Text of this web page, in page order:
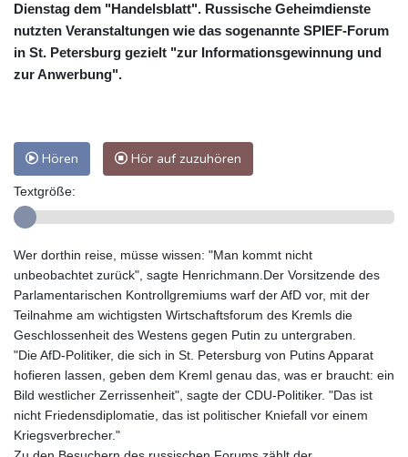
Dienstag dem "Handelsblatt". Russische Geheimdienste
nutzten Veranstaltungen wie das sogenannte SPIEF-Forum
in St. Petersburg gezielt "zur Informationsgewinnung und
zur Anwerbung".
Hören Hör auf zuzuhören
Textgröße:
Wer dorthin reise, müsse wissen: "Man kommt nicht
unbeobachtet zurück", sagte Henrichmann.Der Vorsitzende des
Parlamentarischen Kontrollgremiums warf der AfD vor, mit der
Teilnahme am wichtigsten Wirtschaftsforum des Kremls die
Geschlossenheit des Westens gegen Putin zu untergraben.
"Die AfD-Politiker, die sich in St. Petersburg von Putins Apparat
hofieren lassen, geben dem Kreml genau das, was er braucht: ein
Bild westlicher Zerrissenheit", sagte der CDU-Politiker. "Das ist
nicht Friedensdiplomatie, das ist politischer Kniefall vor einem
Kriegsverbrecher."